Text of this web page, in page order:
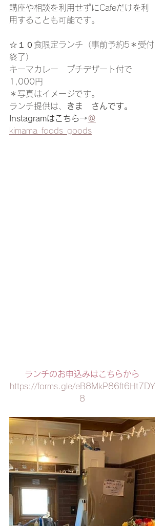
講座や相談を利用せずにCafeだけを利
用することも可能です。
☆１０食限定ランチ（事前予約5＊受付
終了）
キーマカレー　プチデザート付で
1,000円
＊写真はイメージです。
ランチ提供は、
きまゝさんです。
Instagramはこちら→＠
kimama_foods_goods
ランチのお申込みはこちらから
https://forms.gle/eB8MkP86ft6Ht7DY
8